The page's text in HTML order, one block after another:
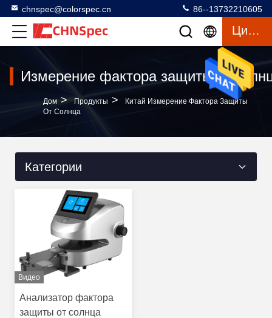
chnspec@colorspec.cn 86--13732210605
Цитата
Измерение фактора защиты от
Дом > Продукты >
Китай Измерение Фактора Защиты
От Солнца
Категории
Видео
Анализатор фактора
защиты от солнца